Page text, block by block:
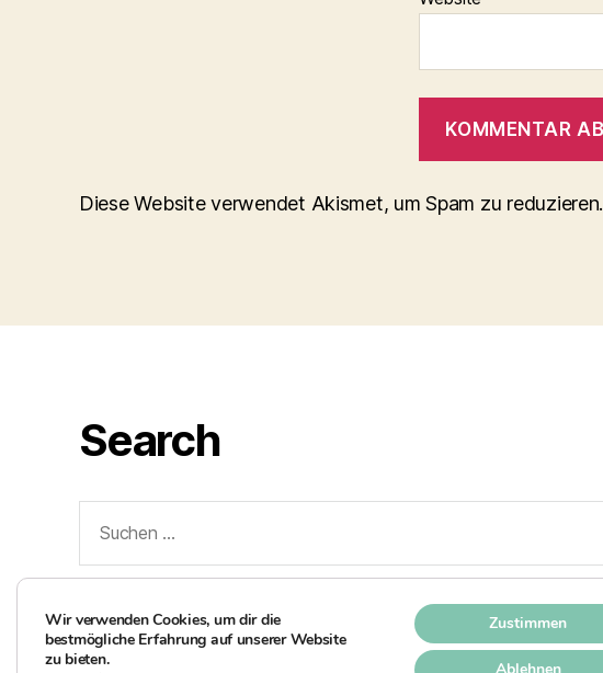
Diese Website verwendet Akismet, um Spam zu reduzieren.
Search
nach:
Wir verwenden Cookies, um dir die
bestmögliche Erfahrung auf unserer Website
zu bieten.
Zustimmen